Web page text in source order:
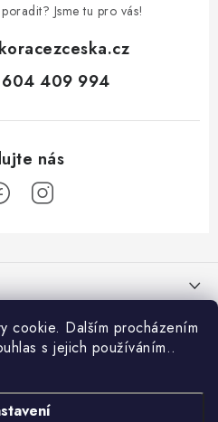
cookie. Dalším procházením
s jejich používáním..
Jsme tu pro vás!
409 994
- překvapte originálním
7 nápadů místo